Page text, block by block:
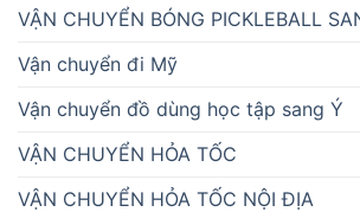
VẬN CHUYỂN BÓNG PICKLEBALL
Vận chuyển đi Mỹ
Vận chuyển đồ dùng học tập sang Ý
VẬN CHUYỂN HỎA TỐC
VẬN CHUYỂN HỎA TỐC NỘI ĐỊA